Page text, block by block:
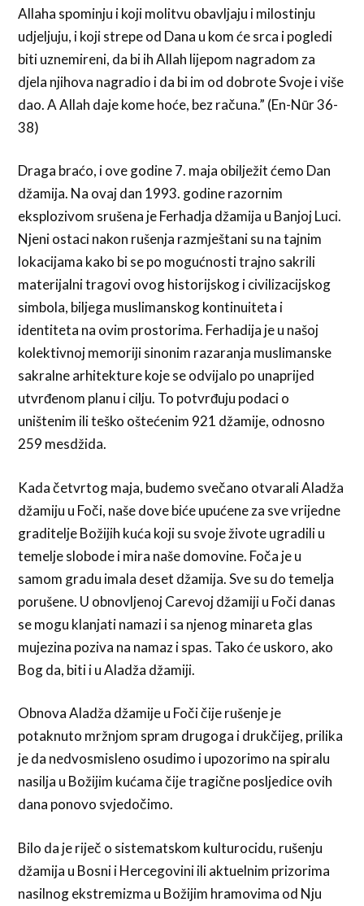
Allaha spominju i koji molitvu obavljaju i milostinju
udjeljuju, i koji strepe od Dana u kom će srca i pogledi
biti uznemireni, da bi ih Allah lijepom nagradom za
djela njihova nagradio i da bi im od dobrote Svoje i više
dao. A Allah daje kome hoće, bez računa.” (En-Nūr 36-
38)
Draga braćo, i ove godine 7. maja obilježit ćemo Dan
džamija. Na ovaj dan 1993. godine razornim
eksplozivom srušena je Ferhadja džamija u Banjoj Luci.
Njeni ostaci nakon rušenja razmještani su na tajnim
lokacijama kako bi se po mogućnosti trajno sakrili
materijalni tragovi ovog historijskog i civilizacijskog
simbola, biljega muslimanskog kontinuiteta i
identiteta na ovim prostorima. Ferhadija je u našoj
kolektivnoj memoriji sinonim razaranja muslimanske
sakralne arhitekture koje se odvijalo po unaprijed
utvrđenom planu i cilju. To potvrđuju podaci o
uništenim ili teško oštećenim 921 džamije, odnosno
259 mesdžida.
Kada četvrtog maja, budemo svečano otvarali Aladža
džamiju u Foči, naše dove biće upućene za sve vrijedne
graditelje Božijih kuća koji su svoje živote ugradili u
temelje slobode i mira naše domovine. Foča je u
samom gradu imala deset džamija. Sve su do temelja
porušene. U obnovljenoj Carevoj džamiji u Foči danas
se mogu klanjati namazi i sa njenog minareta glas
mujezina poziva na namaz i spas. Tako će uskoro, ako
Bog da, biti i u Aladža džamiji.
Obnova Aladža džamije u Foči čije rušenje je
potaknuto mržnjom spram drugoga i drukčijeg, prilika
je da nedvosmisleno osudimo i upozorimo na spiralu
nasilja u Božijim kućama čije tragične posljedice ovih
dana ponovo svjedočimo.
Bilo da je riječ o sistematskom kulturocidu, rušenju
džamija u Bosni i Hercegovini ili aktuelnim prizorima
nasilnog ekstremizma u Božijim hramovima od Nju